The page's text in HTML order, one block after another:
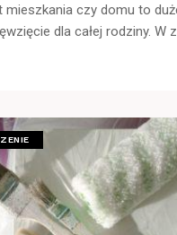
mieszkania czy domu to
dla całej rodziny. W